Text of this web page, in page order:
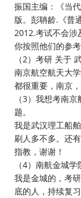
振国主编：《当
版。彭聃龄.《普
2012.考试不会涉
你按照他们的参考
（2）考研 关于
南京航空航天大
都很重要，南京
（3）我想考南
题。
我是武汉理工船
刷人多不多。还
指教，谢谢！
（4）南航金城
我是金城的，考
底的人，持续复